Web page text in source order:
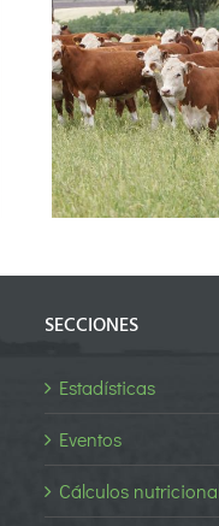
Más
SECCIONES
Estadísticas
Eventos
Cálculos